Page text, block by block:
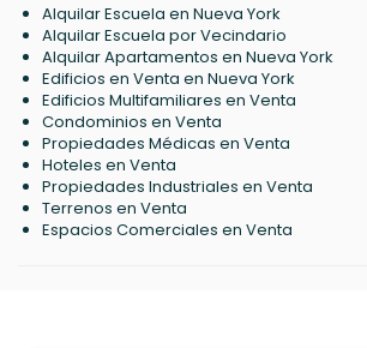
Alquilar Escuela en Nueva York
Alquilar Escuela por Vecindario
Alquilar Apartamentos en Nueva York
Edificios en Venta en Nueva York
Edificios Multifamiliares en Venta
Condominios en Venta
Propiedades Médicas en Venta
Hoteles en Venta
Propiedades Industriales en Venta
Terrenos en Venta
Espacios Comerciales en Venta